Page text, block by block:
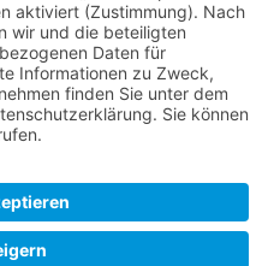
Datenschutz
Impressum
Barrierefreiheitserklärung